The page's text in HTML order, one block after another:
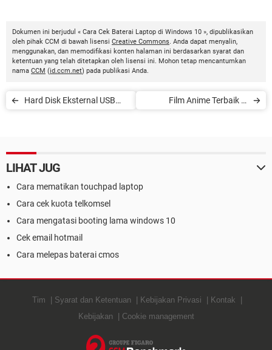
Dokumen ini berjudul « Cara Cek Baterai Laptop di Windows 10 », dipublikasikan
oleh pihak CCM di bawah lisensi Creative Commons. Anda dapat menyalin,
menggunakan, dan memodifikasi konten halaman ini berdasarkan syarat dan
ketentuan yang telah ditetapkan oleh lisensi ini. Mohon tetap mencantumkan
nama CCM (id.ccm.net) pada publikasi Anda.
Hard Disk Eksternal USB
Film Anime Terbaik di
LIHAT JUG
Cara mematikan touchpad laptop
Cara cek kuota telkomsel
Cara mengatasi booting lama windows 10
Cek email hotmail
Cara melepas baterai cmos
Tim Syarat dan Ketentuan Kebijakan Privasi
Kontak
Kebijakan
Cookie management